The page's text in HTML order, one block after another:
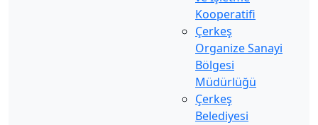
Kooperatifi
Çerkeş
Organize Sanayi
Bölgesi
Müdürlüğü
Çerkeş
Belediyesi